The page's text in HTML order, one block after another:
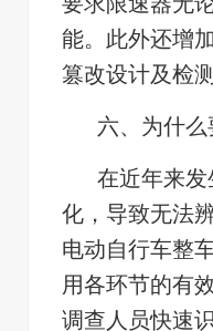
能。此外还增
篡改设计及检
六、为什
在近年来
化，导致无法
电动自行车整
用各环节的有
调查人员快速